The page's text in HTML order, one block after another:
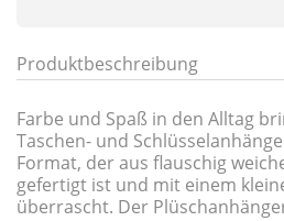
Produktbeschreibung
Farbe und Spaß in den Alltag
Taschen- und
Format, der aus flauschig
gefertigt ist und mit einem
überrascht. Der